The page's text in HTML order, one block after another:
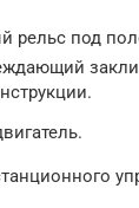
рельс под